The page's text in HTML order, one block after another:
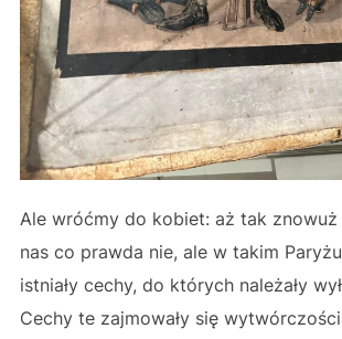
Ale wróćmy do kobiet: aż tak znowuż
nas co prawda nie, ale w takim
istniały cechy, do których należały
Cechy te zajmowały się